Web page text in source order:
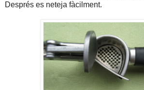
Després es neteja fàcilment.